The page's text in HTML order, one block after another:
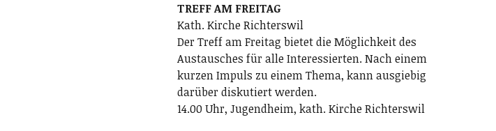
TREFF AM FREITAG
Kath. Kirche Richterswil
Der Treff am Freitag bietet die Möglichkeit des
Austausches für alle Interessierten. Nach einem
kurzen Impuls zu einem Thema, kann ausgiebig
darüber diskutiert werden.
14.00 Uhr, Jugendheim, kath. Kirche Richterswil